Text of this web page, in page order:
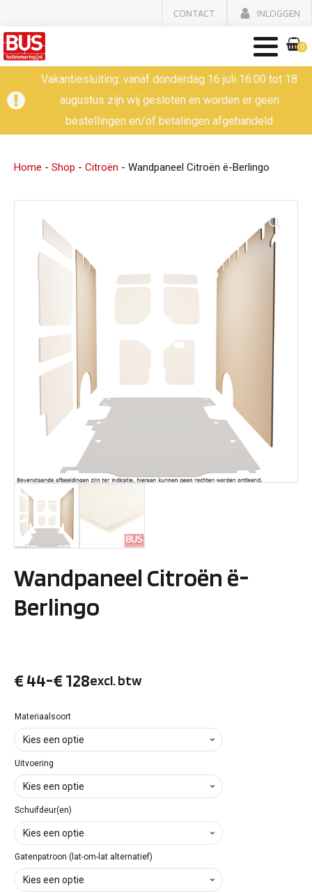
CONTACT INLOGGEN
0
Vakantiesluiting: vanaf donderdag 16 juli 16:00 tot 18
augustus zijn wij gesloten en worden er geen
bestellingen en/of betalingen afgehandeld
Home - Shop - Citroën - Wandpaneel Citroën ë-Berlingo
Wandpaneel Citroën ë-
Berlingo
€ 44-€ 128
Prijsklasse:
€ 44
tot
€ 128
excl. btw
Materiaalsoort
Uitvoering
Schuifdeur(en)
Gatenpatroon (lat-om-lat alternatief)